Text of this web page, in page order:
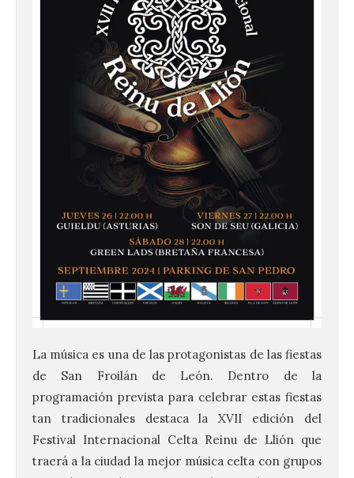
La música es una de las protagonistas de las fiestas
de San Froilán de León. Dentro de la
programación prevista para celebrar estas fiestas
tan tradicionales destaca la XVII edición del
Festival Internacional Celta Reinu de Llión que
traerá a la ciudad la mejor música celta con grupos